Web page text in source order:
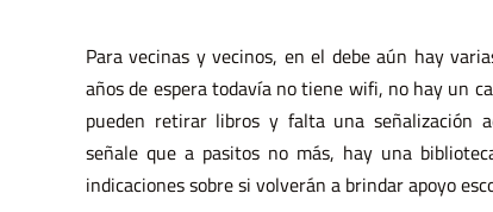
Para vecinas y vecinos, en el debe aún hay
años de espera todavía no tiene wifi, no hay un
pueden retirar libros y falta una señalización
señale que a pasitos no más, hay una
indicaciones sobre si volverán a brindar apoyo